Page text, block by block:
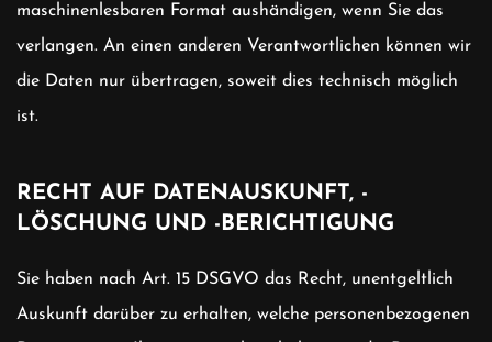
maschinenlesbaren Format aushändigen, wenn Sie das
verlangen. An einen anderen Verantwortlichen können wir
die Daten nur übertragen, soweit dies technisch möglich
ist.
RECHT AUF DATENAUSKUNFT, -
LÖSCHUNG UND -BERICHTIGUNG
Sie haben nach Art. 15 DSGVO das Recht, unentgeltlich
Auskunft darüber zu erhalten, welche personenbezogenen